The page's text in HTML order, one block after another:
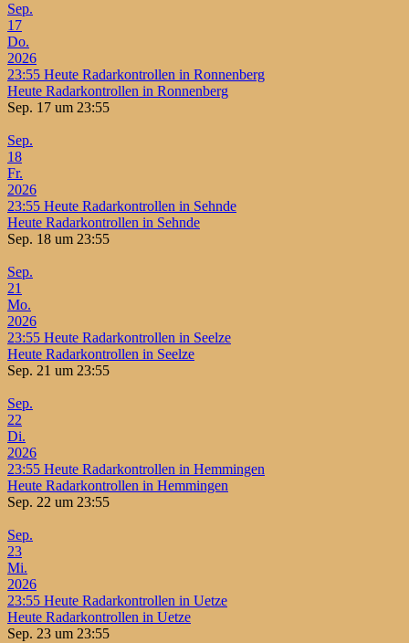
Sep.
17
Do.
2026
23:55 Heute Radarkontrollen in Ronnenberg
Heute Radarkontrollen in Ronnenberg
Sep. 17 um 23:55
Sep.
18
Fr.
2026
23:55 Heute Radarkontrollen in Sehnde
Heute Radarkontrollen in Sehnde
Sep. 18 um 23:55
Sep.
21
Mo.
2026
23:55 Heute Radarkontrollen in Seelze
Heute Radarkontrollen in Seelze
Sep. 21 um 23:55
Sep.
22
Di.
2026
23:55 Heute Radarkontrollen in Hemmingen
Heute Radarkontrollen in Hemmingen
Sep. 22 um 23:55
Sep.
23
Mi.
2026
23:55 Heute Radarkontrollen in Uetze
Heute Radarkontrollen in Uetze
Sep. 23 um 23:55